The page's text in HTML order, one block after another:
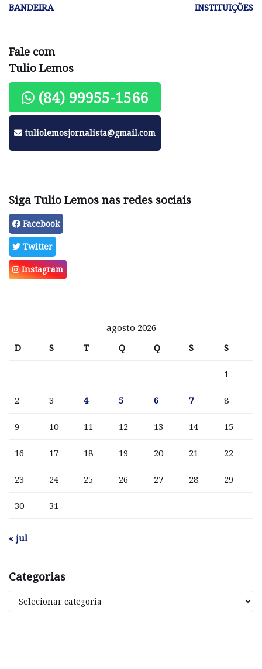
BANDEIRA
INSTITUIÇÕES
Fale com
Tulio Lemos
(84) 99955-1566
tuliolemosjornalista@gmail.com
Siga Tulio Lemos nas redes sociais
Facebook
Twitter
Instagram
agosto 2026
D
S T Q Q S S
1
2 3 4 5 6 7 8
9 10 11 12 13 14 15
16 17 18 19 20 21 22
23 24 25 26 27 28 29
30 31
« jul
Categorias